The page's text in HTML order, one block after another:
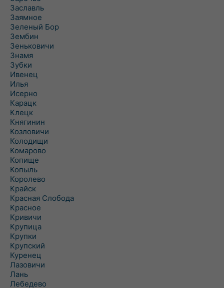
Заславль
Заямное
Зеленый Бор
Зембин
Зеньковичи
Знамя
Зубки
Ивенец
Илья
Исерно
Карацк
Клецк
Княгинин
Козловичи
Колодищи
Комарово
Копище
Копыль
Королево
Крайск
Красная Слобода
Красное
Кривичи
Крупица
Крупки
Крупский
Куренец
Лазовичи
Лань
Лебедево